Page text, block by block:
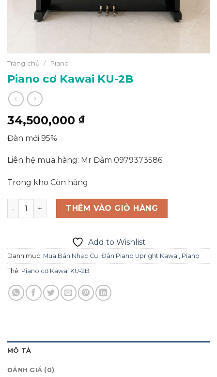
Trang chủ / Piano
Piano cơ Kawai KU-2B
34,500,000 ₫
Đàn mới 95%
Liên hệ mua hàng: Mr Đảm 0979373586
Trong kho Còn hàng
Piano cơ Kawai KU-2B số lượng
THÊM VÀO GIỎ HÀNG
Add to Wishlist
Danh mục: Mua Bán Nhạc Cụ Đàn Piano Upright Kawai Piano
Thẻ: Piano cơ Kawai KU-2B
MÔ TẢ
ĐÁNH GIÁ (0)